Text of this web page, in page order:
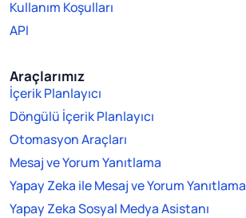
Kullanım Koşulları
API
Araçlarımız
İçerik Planlayıcı
Döngülü İçerik Planlayıcı
Otomasyon Araçları
Mesaj ve Yorum Yanıtlama
Yapay Zeka ile Mesaj ve Yorum Yanıtlama
Yapay Zeka Sosyal Medya Asistanı